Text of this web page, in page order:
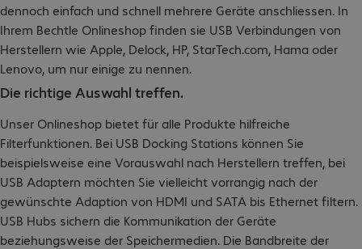
dennoch einfach und schnell mehrere Geräte anschliessen. In
Ihrem Bechtle Onlineshop finden sie USB Verbindungen von
Herstellern wie Apple, Delock, HP, StarTech.com, Hama oder
Lenovo, um nur einige zu nennen.
Die richtige Auswahl treffen.
Unser Onlineshop bietet für alle Produkte hilfreiche
Filterfunktionen. Bei USB Docking Stations können Sie
beispielsweise eine Vorauswahl nach Herstellern treffen, bei
USB Adaptern möchten Sie vielleicht vorrangig nach der
gewünschte Adaption von HDMI und SATA bis Ethernet filtern.
USB Hubs sichern die Kommunikation der Geräte
beziehungsweise der Speichermedien. Die Bandbreite der